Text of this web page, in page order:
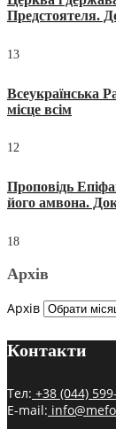
Предстоятеля.
13
Всеукраїнська
місце всім
12
Проповідь
його амвона.
18
Архів
Архів
Контакти
Тел: +38 (044)
E-mail: